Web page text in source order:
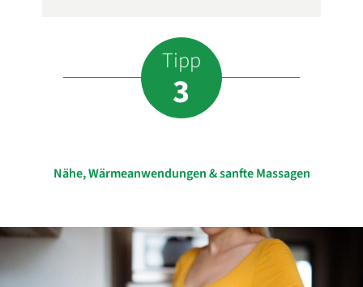
Tipp
3
Nähe,Wärmeanwendungen & sanfte Massagen